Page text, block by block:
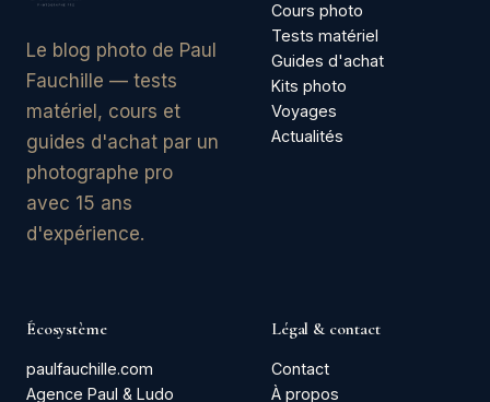
Le blog photo de Paul
Fauchille — tests
matériel, cours et
guides d'achat par un
photographe pro
avec 15 ans
d'expérience.
Cours photo
Tests matériel
Guides d'achat
Kits photo
Voyages
Actualités
Écosystème
paulfauchille.com
Agence Paul & Ludo
Légal & contact
Contact
À propos